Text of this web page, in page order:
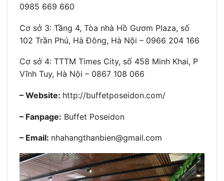
0985 669 660
Cơ sở 3: Tầng 4, Tòa nhà Hồ Gươm Plaza, số
102 Trần Phú, Hà Đông, Hà Nội – 0966 204 166
Cơ sở 4: TTTM Times City, số 458 Minh Khai, P
Vĩnh Tuy, Hà Nội – 0867 108 066
– Website: http://buffetposeidon.com/
– Fanpage: Buffet Poseidon
– Email: nhahangthanbien@gmail.com